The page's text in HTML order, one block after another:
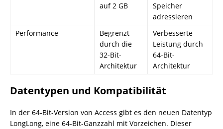
auf 2 GB
Speicher
adressieren
Performance
Begrenzt
durch die
32-Bit-
Architektur
Verbesserte
Leistung durch
64-Bit-
Architektur
Datentypen und Kompatibilität
In der 64-Bit-Version von Access gibt es den neuen Datentyp
LongLong, eine 64-Bit-Ganzzahl mit Vorzeichen. Dieser